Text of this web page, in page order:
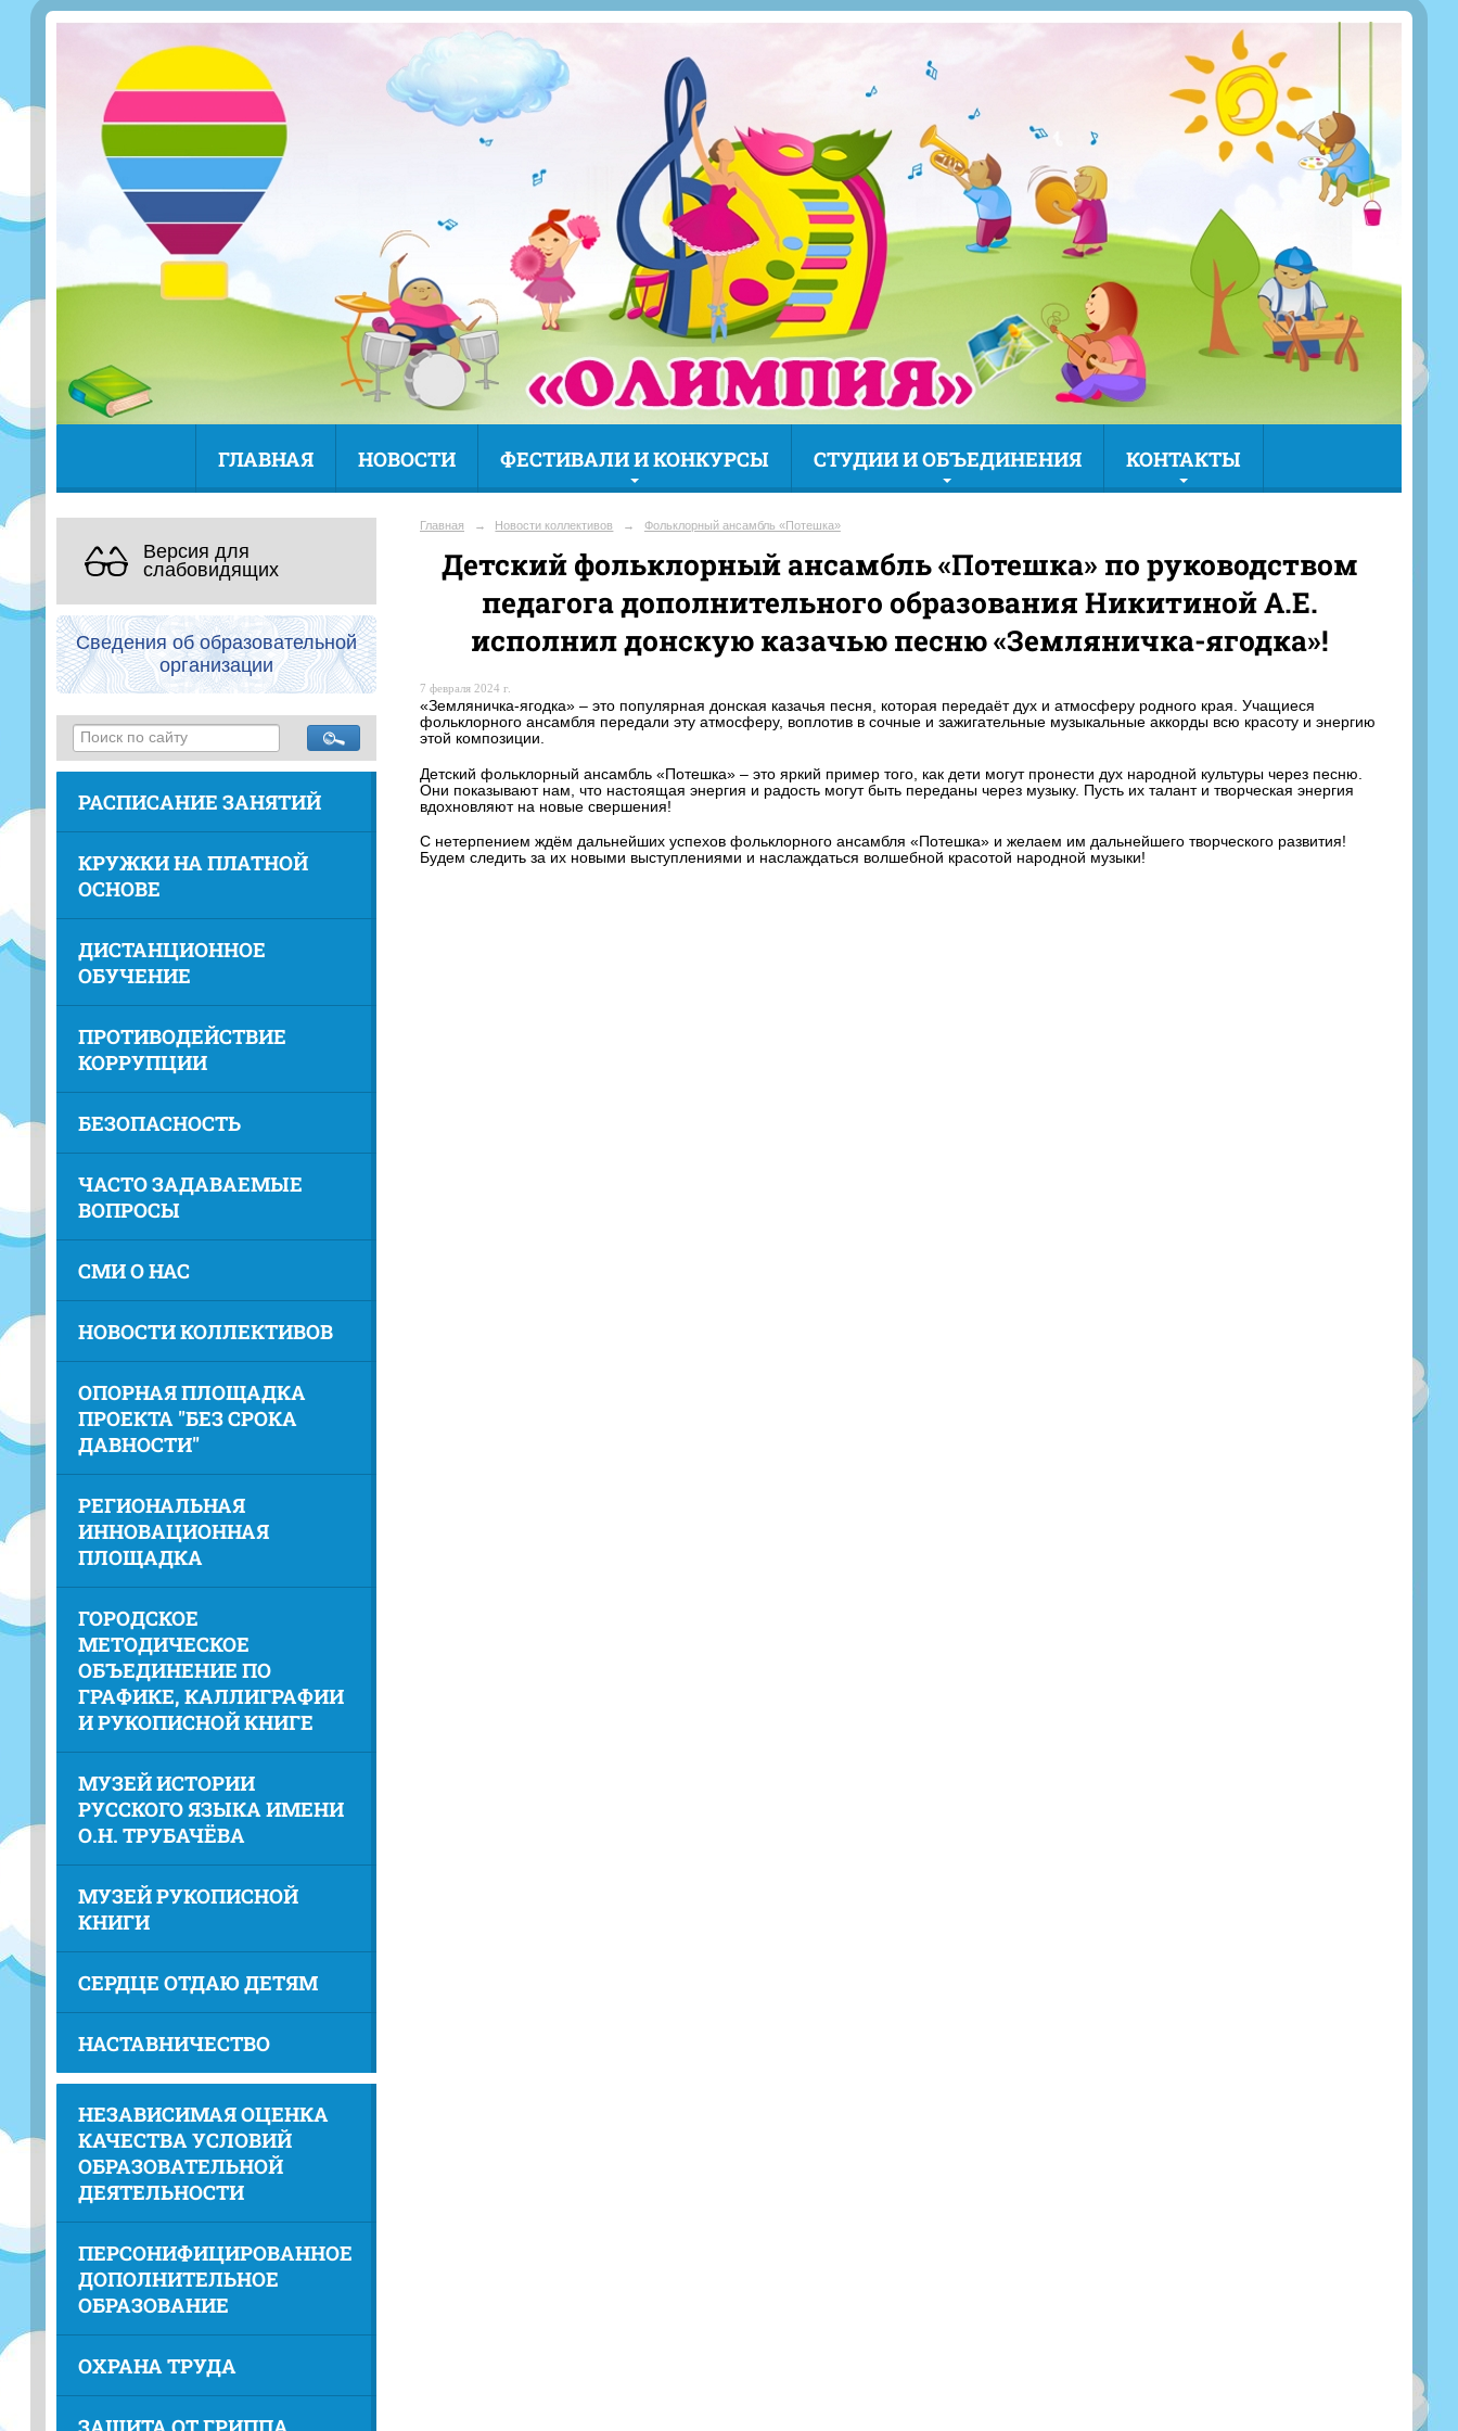
ГЛАВНАЯ НОВОСТИ ФЕСТИВАЛИ И КОНКУРСЫ СТУДИИ И ОБЪЕДИНЕНИЯ КОНТАКТЫ
Версия для
слабовидящих
Сведения об образовательной
организации
РАСПИСАНИЕ ЗАНЯТИЙ
КРУЖКИ НА ПЛАТНОЙ
ОСНОВЕ
ДИСТАНЦИОННОЕ
ОБУЧЕНИЕ
ПРОТИВОДЕЙСТВИЕ
КОРРУПЦИИ
БЕЗОПАСНОСТЬ
ЧАСТО ЗАДАВАЕМЫЕ
ВОПРОСЫ
СМИ О НАС
НОВОСТИ КОЛЛЕКТИВОВ
ОПОРНАЯ ПЛОЩАДКА
ПРОЕКТА "БЕЗ СРОКА
ДАВНОСТИ"
РЕГИОНАЛЬНАЯ
ИННОВАЦИОННАЯ
ПЛОЩАДКА
ГОРОДСКОЕ
МЕТОДИЧЕСКОЕ
ОБЪЕДИНЕНИЕ ПО
ГРАФИКЕ, КАЛЛИГРАФИИ
И РУКОПИСНОЙ КНИГЕ
МУЗЕЙ ИСТОРИИ
РУССКОГО ЯЗЫКА ИМЕНИ
О.Н. ТРУБАЧЁВА
МУЗЕЙ РУКОПИСНОЙ
КНИГИ
СЕРДЦЕ ОТДАЮ ДЕТЯМ
НАСТАВНИЧЕСТВО
НЕЗАВИСИМАЯ ОЦЕНКА
КАЧЕСТВА УСЛОВИЙ
ОБРАЗОВАТЕЛЬНОЙ
ДЕЯТЕЛЬНОСТИ
ПЕРСОНИФИЦИРОВАННОЕ
ДОПОЛНИТЕЛЬНОЕ
ОБРАЗОВАНИЕ
ОХРАНА ТРУДА
Главная → Новости коллективов → Фольклорный ансамбль «Потешка»
Детский фольклорный ансамбль «Потешка» по руководством
педагога дополнительного образования Никитиной А.Е.
исполнил донскую казачью песню «Земляничка-ягодка»!
7 февраля 2024 г.
«Земляничка-ягодка» – это популярная донская казачья песня, которая передаёт дух и атмосферу родного края. Учащиеся
фольклорного ансамбля передали эту атмосферу, воплотив в сочные и зажигательные музыкальные аккорды всю красоту и энергию
этой композиции.
Детский фольклорный ансамбль «Потешка» – это яркий пример того, как дети могут пронести дух народной культуры через песню.
Они показывают нам, что настоящая энергия и радость могут быть переданы через музыку. Пусть их талант и творческая энергия
вдохновляют на новые свершения!
С нетерпением ждём дальнейших успехов фольклорного ансамбля «Потешка» и желаем им дальнейшего творческого развития!
Будем следить за их новыми выступлениями и наслаждаться волшебной красотой народной музыки!